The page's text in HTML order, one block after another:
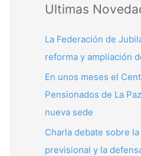
c
a
Ultimas
La Federación de
reforma y ampliación
En unos meses el
Pensionados de La
nueva sede
Charla debate sobre
previsional y la